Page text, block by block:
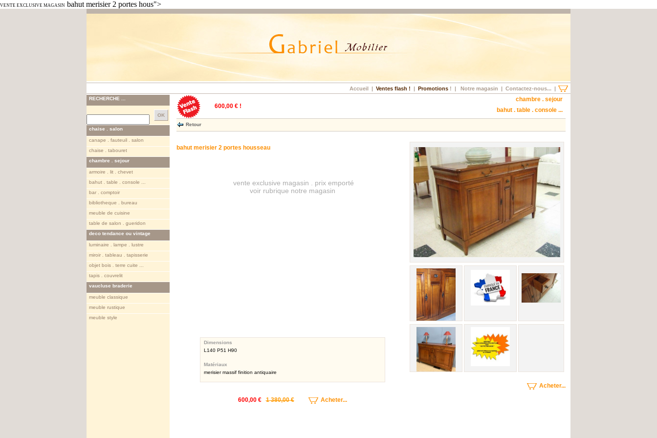
VENTE EXCLUSIVE MAGASIN bahut merisier 2 portes hous">
Accueil | Ventes flash ! | Promotions ! | Notre magasin | Contactez-nous... |
RECHERCHE ...
chaise . salon
canape . fauteuil . salon
chaise . tabouret
chambre . sejour
armoire . lit . chevet
bahut . table . console ...
bar . comptoir
bibliotheque . bureau
meuble de cuisine
table de salon . gueridon
deco tendance ou vintage
luminaire . lampe . lustre
miroir . tableau . tapisserie
objet bois . terre cuite ...
tapis . couvrelit
vaucluse braderie
meuble classique
meuble rustique
meuble style
600,00 € !
chambre . sejour
bahut . table . console ...
Retour
bahut merisier 2 portes housseau
vente exclusive magasin . prix emporté
voir rubrique notre magasin
Dimensions
L140 P51 H90
Matériaux
merisier massif finition antiquaire
600,00 € 1 380,00 € Acheter...
Acheter...